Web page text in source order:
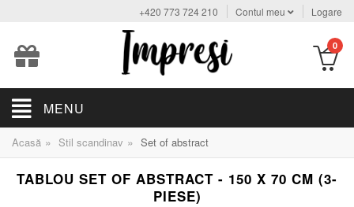
+420 773 724 210 Contul meu Logare
0
MENU
Acasă » Stil scandinav » Set of abstract
TABLOU SET OF ABSTRACT - 150 X 70 CM (3-
PIESE)